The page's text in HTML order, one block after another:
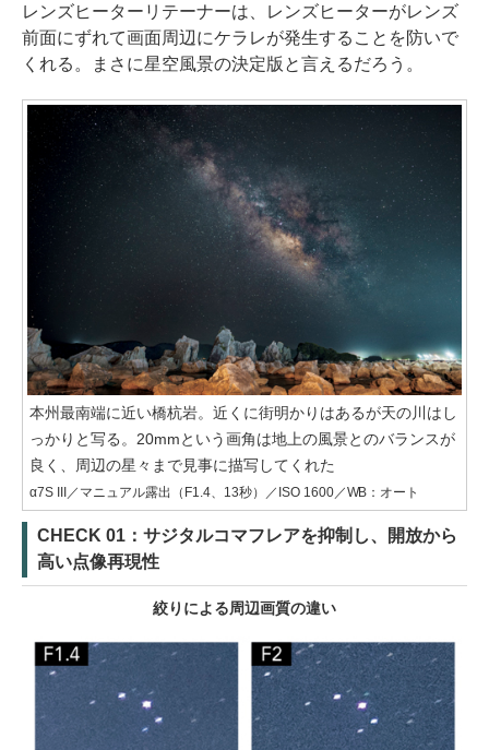
レンズヒーターリテーナーは、レンズヒーターがレンズ
前面にずれて画面周辺にケラレが発生することを防いで
くれる。まさに星空風景の決定版と言えるだろう。
本州最南端に近い橋杭岩。近くに街明かりはあるが天の川はし
っかりと写る。20mmという画角は地上の風景とのバランスが
良く、周辺の星々まで見事に描写してくれた
α7S III／マニュアル露出（F1.4、13秒）／ISO 1600／WB：オート
CHECK 01：サジタルコマフレアを抑制し、開放から
高い点像再現性
絞りによる周辺画質の違い